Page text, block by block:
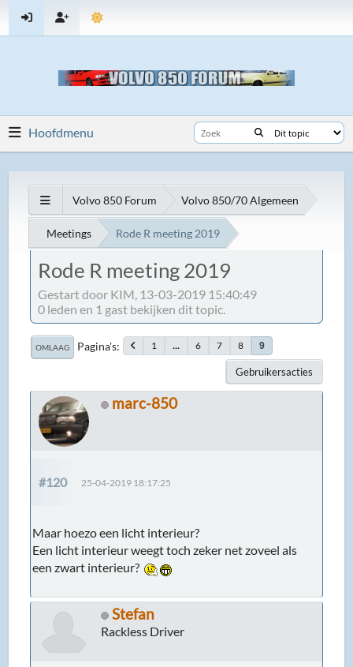
Hoofdmenu
Volvo 850 Forum Volvo 850/70 Algemeen
Meetings Rode R meeting 2019
Rode R meeting 2019
Gestart door KIM, 13-03-2019 15:40:49
0 leden en 1 gast bekijken dit topic.
OMLAAG Pagina's 1 ... 6 7 8 9
Gebruikersacties
marc-850
#120 25-04-2019 18:17:25
Maar hoezo een licht interieur?
Een licht interieur weegt toch zeker net zoveel als
een zwart interieur?
Stefan
Rackless Driver